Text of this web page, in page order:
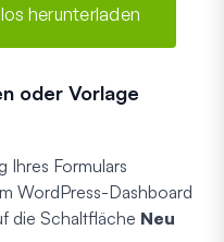
herunterladen
oder Vorlage
Ihres Formulars
WordPress-Dashboard
die Schaltfläche Neu